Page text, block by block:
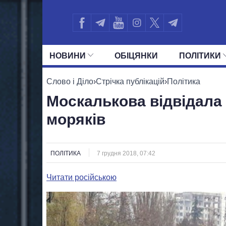
НОВИНИ ОБIЦЯНКИ ПОЛIТИКИ
УСІ ПОЛІТИКИ ПРЕЗИДЕНТ І ОФІС
Слово і Діло›Стрічка публікацій›Політика
Москалькова
моряків
ПОЛІТИКА 7 грудня 2018, 07:42
Читати російською